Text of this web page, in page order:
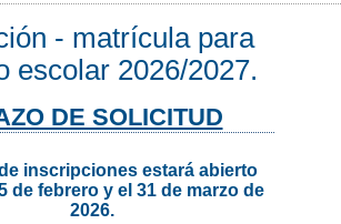
- matrícula para
escolar 2026/2027.
DE SOLICITUD
inscripciones estará abierto
de febrero y el 31 de marzo de
2026.